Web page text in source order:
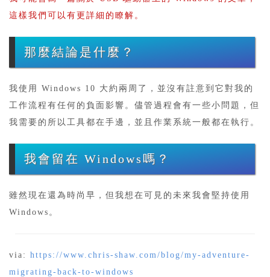
這樣我們可以有更詳細的瞭解。
那麼結論是什麼？
我使用 Windows 10 大約兩周了，並沒有註意到它對我的
工作流程有任何的負面影響。儘管過程會有一些小問題，但
我需要的所以工具都在手邊，並且作業系統一般都在執行。
我會留在 Windows嗎？
雖然現在還為時尚早，但我想在可見的未來我會堅持使用
Windows。
via: https://www.chris-shaw.com/blog/my-adventure-
migrating-back-to-windows